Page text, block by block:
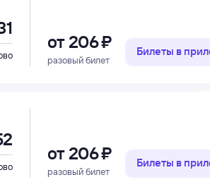
от 206 ⁠₽
разовый билет
Билеты в
от 206 ⁠₽
разовый билет
Билеты в